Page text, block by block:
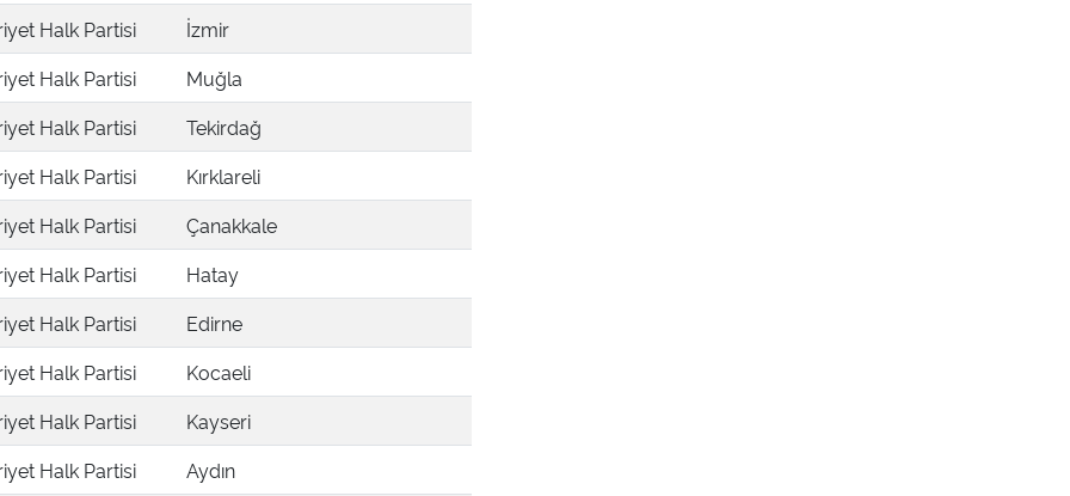
Halk Partisi
İzmir
Halk Partisi
Muğla
Halk Partisi
Tekirdağ
Halk Partisi
Kırklareli
Halk Partisi
Çanakkale
Halk Partisi
Hatay
Halk Partisi
Edirne
Halk Partisi
Kocaeli
Halk Partisi
Kayseri
Halk Partisi
Aydın